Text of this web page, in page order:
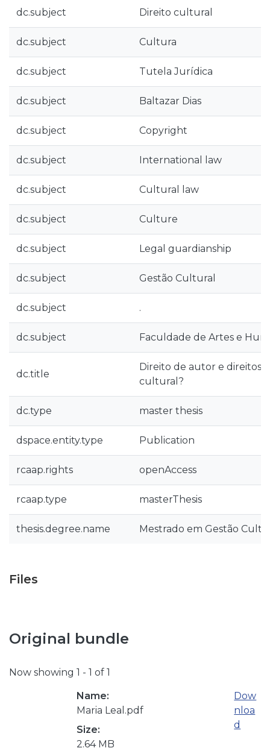
dc.subject Direito cultural
dc.subject Cultura
dc.subject Tutela Jurídica
dc.subject Baltazar Dias
dc.subject Copyright
dc.subject International law
dc.subject Cultural law
dc.subject Culture
dc.subject Legal guardianship
dc.subject Gestão Cultural
dc.subject .
dc.subject Faculdade de Artes e
dc.title
Direito de autor e direitos
cultural?
dc.type master thesis
dspace.entity.type Publication
rcaap.rights openAccess
rcaap.type masterThesis
thesis.degree.name Mestrado em Gestão
Files
Original bundle
Now showing 1 - 1 of 1
Name:
Maria Leal.pdf
Size:
2.64 MB
Dow
nloa
d